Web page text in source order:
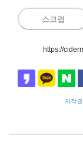
스크랩
https://
저작